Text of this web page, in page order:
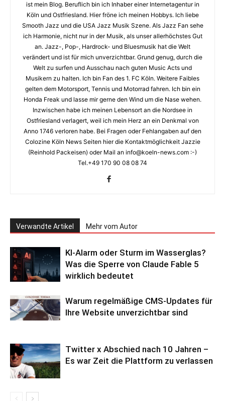
ist mein Blog. Beruflich bin ich Inhaber einer Internetagentur in
Köln und Ostfriesland. Hier fröne ich meinen Hobbys. Ich liebe
Smooth Jazz und die USA Jazz Musik Szene. Als Jazz Fan sehe
ich Harmonie, nicht nur in der Musik, als unser allerhöchstes Gut
an. Jazz-, Pop-, Hardrock- und Bluesmusik hat die Welt
verändert und ist für mich unverzichtbar. Grund genug, durch die
Welt zu surfen und Ausschau nach guten Music Acts und
Musikern zu halten. Ich bin Fan des 1. FC Köln. Weitere Faibles
gelten dem Motorsport, Tennis und Motorrad fahren. Ich bin ein
Honda Freak und lasse mir gerne den Wind um die Nase wehen.
Inzwischen habe ich meinen Lebensort an die Nordsee in
Ostfriesland verlagert, weil ich mein Herz an ein Denkmal von
Anno 1746 verloren habe. Bei Fragen oder Fehlangaben auf den
Colozine Köln News Seiten hier die Kontaktmöglichkeit Jazzie
(Reinhold Packeisen) oder Mail an info@koeln-news.com :-)
Tel.+49 170 90 08 08 74
Verwandte Artikel Mehr vom Autor
KI-Alarm oder Sturm im Wasserglas?
Was die Sperre von Claude Fable 5
wirklich bedeutet
Warum regelmäßige CMS-Updates für
Ihre Website unverzichtbar sind
Twitter x Abschied nach 10 Jahren –
Es war Zeit die Plattform zu verlassen